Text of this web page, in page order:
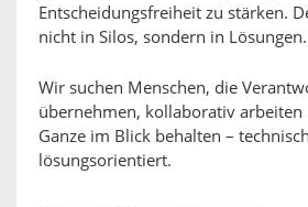
Entscheidungsfreiheit zu stärken.
nicht in Silos, sondern in Lösungen.
Wir suchen Menschen, die
übernehmen, kollaborativ arbeiten
Ganze im Blick behalten –
lösungsorientiert.